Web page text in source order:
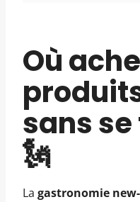
Où
sans
🗽
La gastronomie